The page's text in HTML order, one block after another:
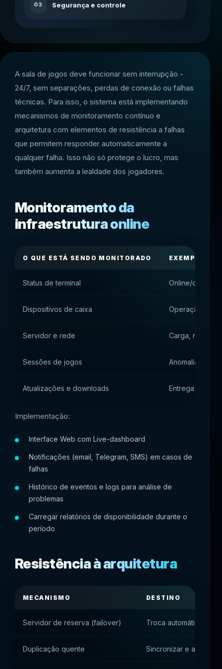
03 Segurança e controle
A sala de jogos deve funcionar sem interrupção -
24/7, sem separações, perdas de conexão ou falhas
técnicas. Para isso, o sistema está implementando
mecanismos de monitoramento contínuo e
arquitetura com elementos de resistência a falhas
que permitem responder automaticamente a
qualquer falha. Isso não só protege o lucro, mas
também aumenta a lealdade dos jogadores.
Monitoramento da
infraestrutura online
O QUE ESTÁ SENDO MONITORADO EXEMPLO/
Status de terminal Online/offline,
Dispositivos de caixa Operação de
Servidor e rede Carga,
Sessões de jogos Anomalias,
Atualizações e downloads Entrega de
Implementação:
Interface Web com Live-dashboard
Notificações (email, Telegram, SMS) em casos de
falhas
Histórico de eventos e logs para análise de
problemas
Carregar relatórios de disponibilidade durante o
período
Resistência à arquitetura
MECANISMO DESTINO
Servidor de reserva (failover) Troca automática
Duplicação quente Sincronizar e alternar